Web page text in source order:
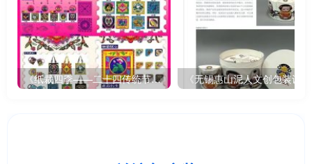
《纸裁四季——二十四传统节气文创设计》 《无锡惠山泥人文创包装设